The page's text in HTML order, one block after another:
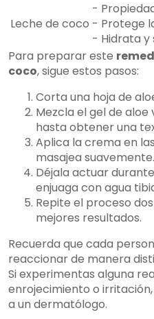
Leche de coco
-
- Protege
- Hidrata y
Para preparar este
coco, sigue estos pasos:
Corta una hoja de
Mezcla el gel de
hasta obtener una
Aplica la crema en
masajea suavemente.
Déjala actuar
enjuaga con agua
Repite el proceso
mejores resultados.
Recuerda que cada
reaccionar de manera
Si experimentas alguna
enrojecimiento o
a un dermatólogo.